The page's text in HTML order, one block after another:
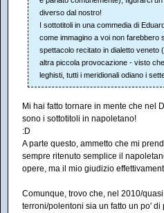
diverso dal nostro!
I sottotitoli in una commedia di
come immagino a voi non farebbero
spettacolo recitato in dialetto veneto
altra piccola provocazione - visto
leghisti, tutti i meridionali odiano i
Mi hai fatto tornare in mente che nel
sono i sottotitoli in napoletano!
:D
A parte questo, ammetto che mi
sempre ritenuto semplice il
opere, ma il mio giudizio
Comunque, trovo che, nel 2010/
terroni/polentoni sia un fatto un po'